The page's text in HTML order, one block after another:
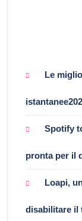
Le
Spotify
pronta per il
Loapi,
disabilitare il